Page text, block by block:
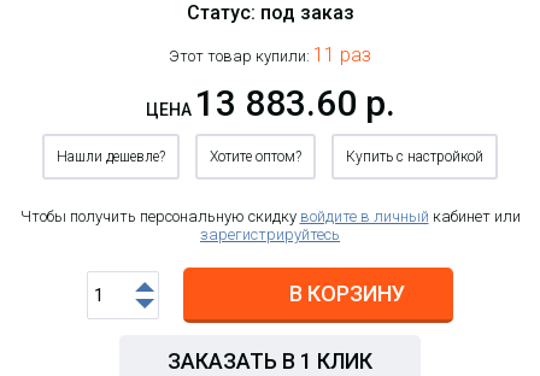
Статус: под заказ
Этот товар купили: 11 раз
ЦЕНА 13 883.60 р.
Нашли дешевле? Хотите оптом? Купить с настройкой
Чтобы получить персональную скидку войдите в личный кабинет или
зарегистрируйтесь
В КОРЗИНУ
ЗАКАЗАТЬ В 1 КЛИК